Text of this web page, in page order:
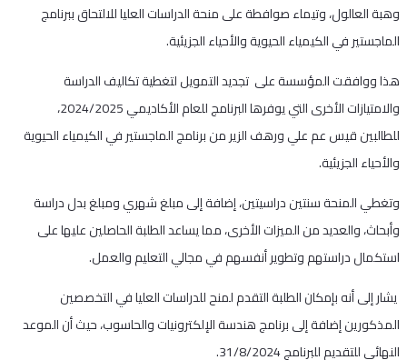
وهبة العالول، وتيماء صوافطة على منحة الدراسات العليا للالتحاق ببرنامج
الماجستير في الكيمياء الحيوية والأحياء الجزيئية.
هذا ووافقت المؤسسة على تجديد التمويل لتغطية تكاليف الدراسة
والامتيازات الأخرى التي يوفرها البرنامج للعام الأكاديمي 2024/2025،
للطالبين قيس عم علي ورهف الزير من برنامج الماجستير في الكيمياء الحيوية
والأحياء الجزيئية.
وتغطي المنحة سنتين دراسيتين، إضافة إلى مبلغ شهري ومبلغ بدل دراسة
وأبحاث، والعديد من الميزات الأخرى، مما يساعد الطلبة الحاصلين عليها على
استكمال دراستهم وتطوير أنفسهم في مجالي التعليم والعمل.
يشار إلى أنه بإمكان الطلبة التقدم لمنح للدراسات العليا في التخصصين
المذكورين إضافة إلى برنامج هندسة الإلكترونيات والحاسوب، حيث أن الموعد
النهائي للتقديم للبرنامج 31/8/2024.